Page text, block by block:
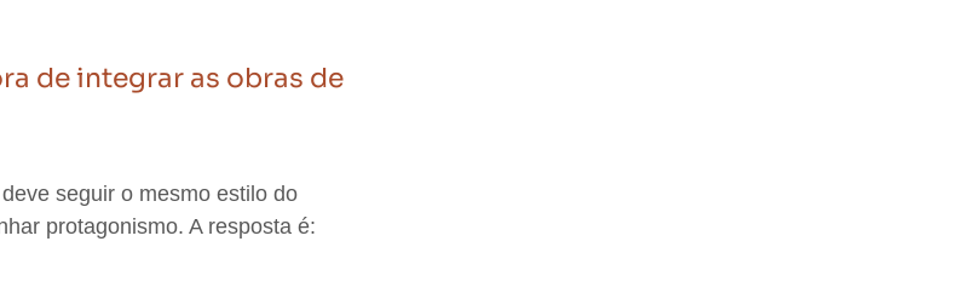
de integrar as obras de
seguir o mesmo estilo do
protagonismo. A resposta é: